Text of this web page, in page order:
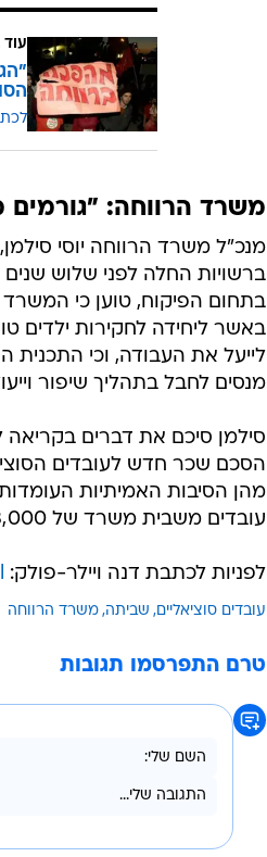
עוד
משרד הרווחה: "גורמים
מנכ"ל משרד הרווחה יוסי
ברשויות החלה לפני שלוש
בתחום הפיקוח, טוען כי
באשר ליחידה לחקירות ילדים
לייעל את העבודה, וכי התכנית
מנסים לחבל בתהליך שיפור
סילמן סיכם את דברים בקריאה
הסכם שכר חדש לעובדים
מהן הסיבות האמיתיות
עובדים משבית משרד של 3,000 עובדים וגורם נזק לאוכלוסיות מוחלשות בישראל".
לפניות לכתבת דנה ויילר-פולק:
עובדים סוציאליים שביתה משרד הרווחה
טרם התפרסמו תגובות